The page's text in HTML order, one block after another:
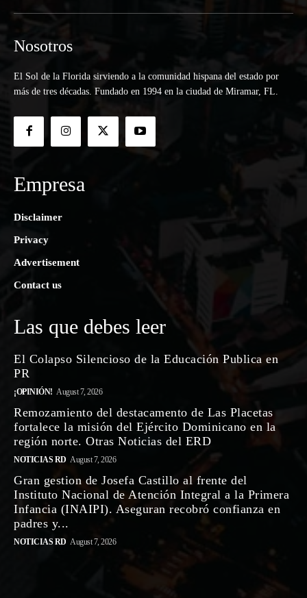
Nosotros
El Sol de la Florida sirviendo a la comunidad hispana del estado por
más de tres décadas. Fundado en 1994 en la ciudad de Miramar, FL.
Empresa
Disclaimer
Privacy
Advertisement
Contact us
Las que debes leer
El Colapso Silencioso de la Educación Publica en
PR
¡OPINIÓN! August 7, 2026
Remozamiento del destacamento de Las Placetas
fortalece la misión del Ejército Dominicano en la
región norte. Otras Noticias del ERD
NOTICIAS RD August 7, 2026
Gran gestion de Josefa Castillo al frente del
Instituto Nacional de Atención Integral a la Primera
Infancia (INAIPI). Aseguran recobró confianza en
padres y...
NOTICIAS RD August 7, 2026